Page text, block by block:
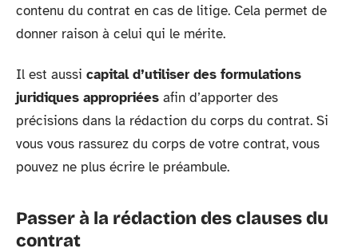
contenu du contrat en cas de litige. Cela permet de
donner raison à celui qui le mérite.
Il est aussi capital d’utiliser des formulations
juridiques appropriées afin d’apporter des
précisions dans la rédaction du corps du contrat. Si
vous vous rassurez du corps de votre contrat, vous
pouvez ne plus écrire le préambule.
Passer à la rédaction des clauses du
contrat